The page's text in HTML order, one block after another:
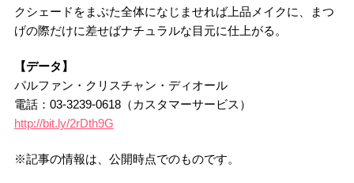
クシェードをまぶた全体になじませれば上品メイクに、まつ
げの際だけに差せばナチュラルな目元に仕上がる。
【データ】
パルファン・クリスチャン・ディオール
電話：03-3239-0618（カスタマーサービス）
http://bit.ly/2rDth9G
※記事の情報は、公開時点でのものです。